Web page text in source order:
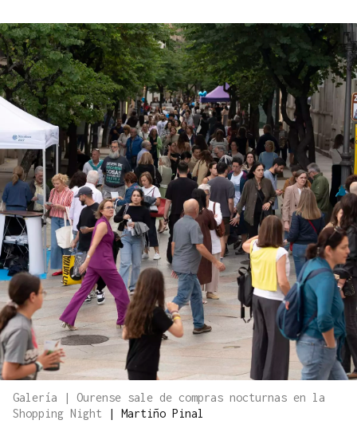
Galería | Ourense sale de compras nocturnas en la
Shopping Night
| Martiño Pinal